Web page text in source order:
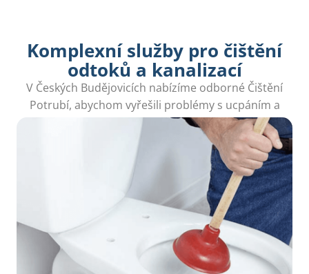
Komplexní služby pro čištění
odtoků a kanalizací
V Českých Budějovicích nabízíme odborné Čištění
Potrubí, abychom vyřešili problémy s ucpáním a
zajistili jeho správnou funkčnost.